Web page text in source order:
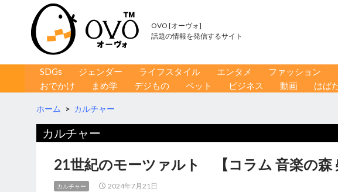
OVO [オーヴォ]
話題の情報を発信するサイト
コンテンツへ移動
SDGs ジェンダー ライフスタイル エンタメ ファッション
おでかけ
まめ学 デジもの ペット ビジネス 動画 はば
ホーム > カルチャー
カルチャー
21世紀のモーツァルト 【コラム 音楽の森
カルチャー 2024年7月21日